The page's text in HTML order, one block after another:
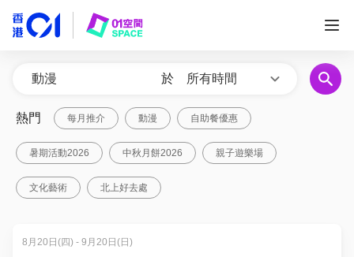
於 所有時間
熱門 每月推介 動漫 自助餐優惠
暑期活動2026 中秋月餅2026 親子遊樂場
文化藝術 北上好去處
8月20日(四) - 9月20日(日)